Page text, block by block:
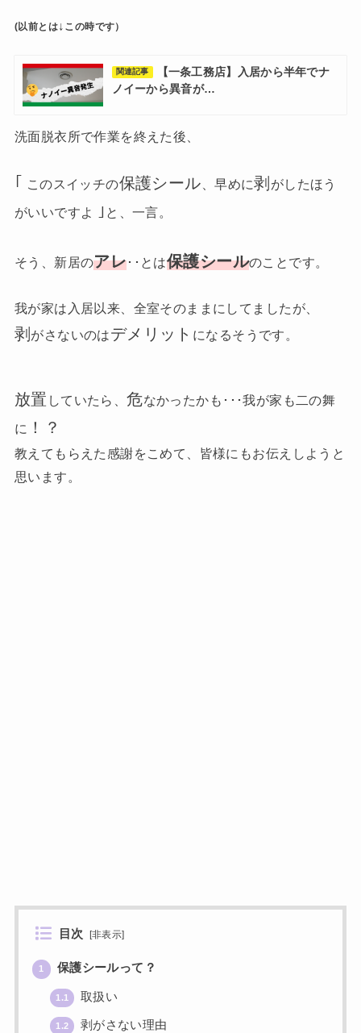
(以前とは↓ この時です）
関連記事
【一条工務店】入居から半年でナ
ノイーから異音が…
洗面脱衣所で作業を終えた後、
｢ このスイッチの保護シール 、早めに剥 がしたほう
がいいですよ
｣ と、一言。
そう、新居のアレ･･とは保護シールのことです。
我が家は入居以来、全室そのままにしてましたが、
剥 がさないのはデメリット になるそうです。
放置 していたら、危なかったかも･･･我が家も二の舞
に ！？
教えてもらえた感謝をこめて、皆様にもお伝えしようと
思います。
目次 [非表示]
1 保護シールって？
1.1 取扱い
1.2 剥がさない理由